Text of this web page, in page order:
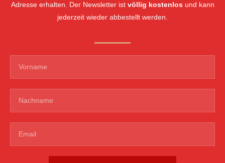
Adresse erhalten. Der Newsletter ist völlig kostenlos und kann
jederzeit wieder abbestellt werden.